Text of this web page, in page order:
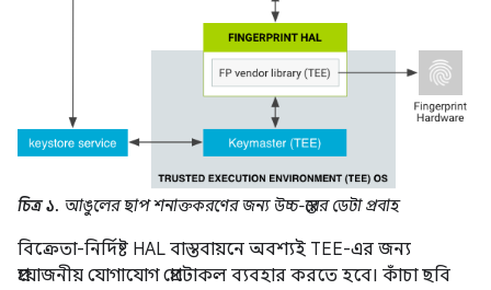
চিত্র ১. আঙুলের ছাপ শনাক্তকরণের জন্য উচ্চ-স্তরের ডেটা প্রবাহ
বিক্রেতা-নির্দিষ্ট HAL বাস্তবায়নে অবশ্যই TEE-এর জন্য
প্রয়োজনীয় যোগাযোগ প্রোটোকল ব্যবহার করতে হবে। কাঁচা ছবি